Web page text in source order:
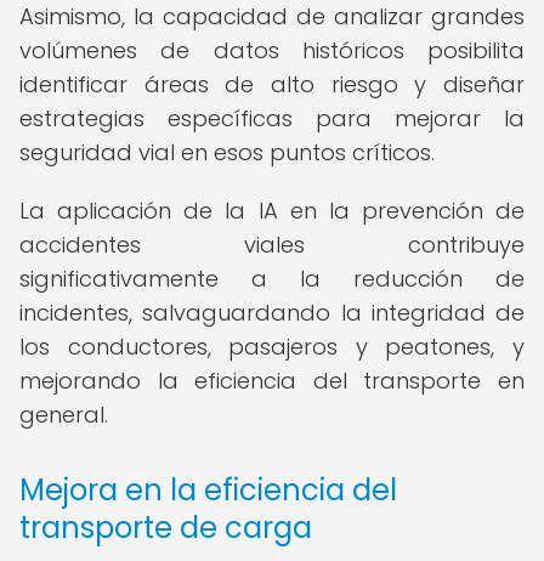
Asimismo, la capacidad de analizar grandes
volúmenes de datos históricos posibilita
identificar áreas de alto riesgo y diseñar
estrategias específicas para mejorar la
seguridad vial en esos puntos críticos.
La aplicación de la IA en la prevención de
accidentes viales contribuye
significativamente a la reducción de
incidentes, salvaguardando la integridad de
los conductores, pasajeros y peatones, y
mejorando la eficiencia del transporte en
general.
Mejora en la eficiencia del
transporte de carga